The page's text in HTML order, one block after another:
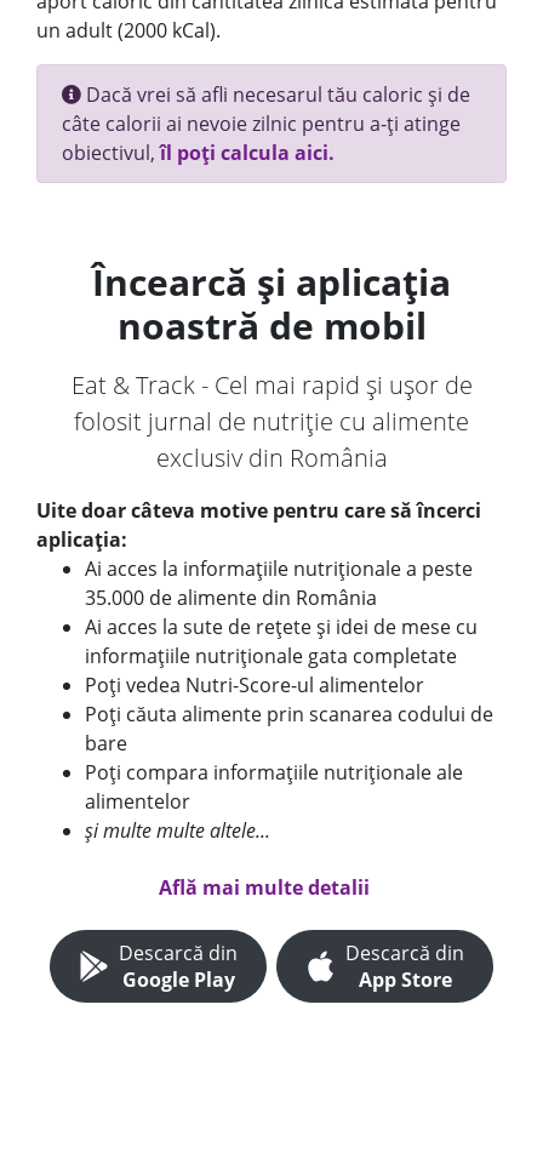
un adult (2000 kCal).
Dacă vrei să afli necesarul tău caloric și de
câte calorii ai nevoie zilnic pentru a-ți atinge
obiectivul,îl poți calcula aici.
Încearcă și aplicația
noastră de mobil
Eat & Track - Cel mai rapid și ușor de
folosit jurnal de nutriție cu alimente
exclusiv din România
Uite doar câteva motive pentru care să încerci
aplicația:
Ai acces la informațiile nutriționale a peste
35.000 de alimente din România
Ai acces la sute de rețete și idei de mese cu
informațiile nutriționale gata completate
Poți vedea Nutri-Score-ul alimentelor
Poți căuta alimente prin scanarea codului de
bare
Poți compara informațiile nutriționale ale
alimentelor
și multe multe altele...
Află mai multe detalii
Descarcă din
Google Play
Descarcă din
App Store